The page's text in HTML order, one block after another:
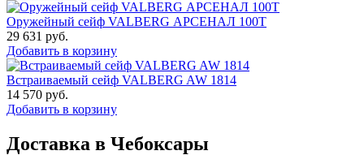
Оружейный сейф VALBERG АРСЕНАЛ 100Т
29 631 руб.
Добавить в корзину
Встраиваемый сейф VALBERG AW 1814
14 570 руб.
Добавить в корзину
Доставка в Чебоксары